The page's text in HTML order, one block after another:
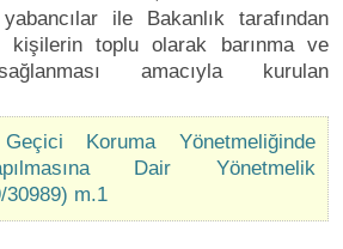
ile Bakanlık tarafından
kişilerin toplu olarak barınma ve
amacıyla kurulan
Koruma Yönetmeliğinde
Dair Yönetmelik
30989) m.1